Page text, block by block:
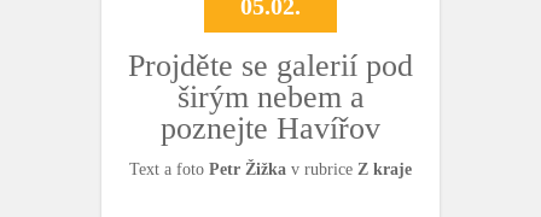
05.02.
Projděte se galerií pod
širým nebem a
poznejte Havířov
Text a foto Petr Žižka v rubrice Z kraje